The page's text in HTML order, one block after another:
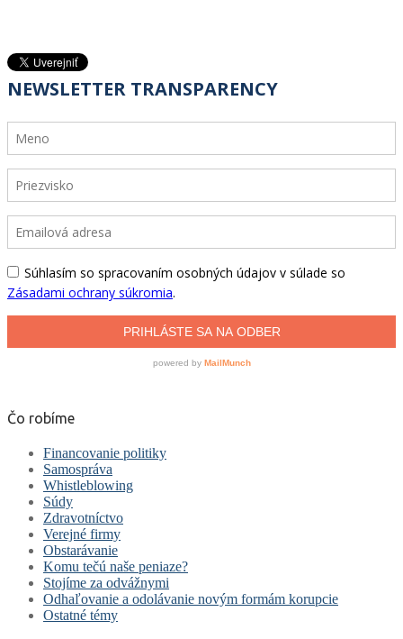
Čo robíme
Financovanie politiky
Samospráva
Whistleblowing
Súdy
Zdravotníctvo
Verejné firmy
Obstarávanie
Komu tečú naše peniaze?
Stojíme za odvážnymi
Odhaľovanie a odolávanie novým formám korupcie
Ostatné témy